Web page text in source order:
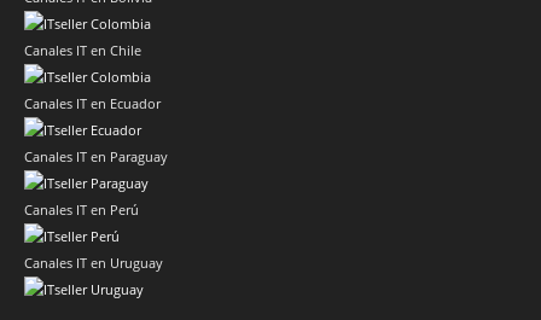
Canales IT en Chile
Canales IT en Ecuador
Canales IT en Paraguay
Canales IT en Perú
Canales IT en Uruguay